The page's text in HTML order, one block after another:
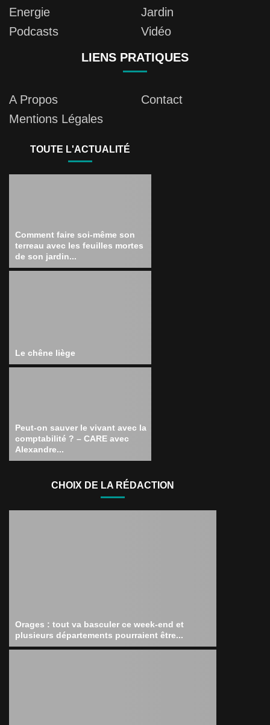
Energie
Jardin
Podcasts
Vidéo
LIENS PRATIQUES
A Propos
Contact
Mentions Légales
TOUTE L'ACTUALITÉ
Comment faire soi-même son
terreau avec les feuilles mortes
de son jardin...
Le chêne liège
Peut-on sauver le vivant avec la
comptabilité ? – CARE avec
Alexandre...
CHOIX DE LA RÉDACTION
Orages : tout va basculer ce week-end et
plusieurs départements pourraient être...